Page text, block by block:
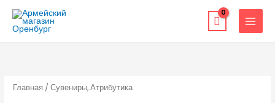
Перейти
содержимому
Главная / Сувениры, Атрибутика